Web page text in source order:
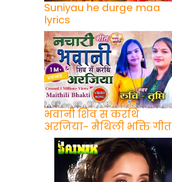
Suniyau he durge maa
lyrics
भवानी शिव स करथि
अरजिया- मैथिली भक्ति गीत